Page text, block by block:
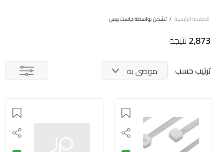
الصفحة الرئيسية / تشحن بواسطة جاست بيس
2,873نتيجة
ترتيب حسب موصى به